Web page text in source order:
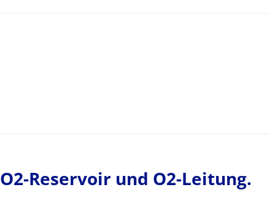
Reservoir und O2-Leitung.